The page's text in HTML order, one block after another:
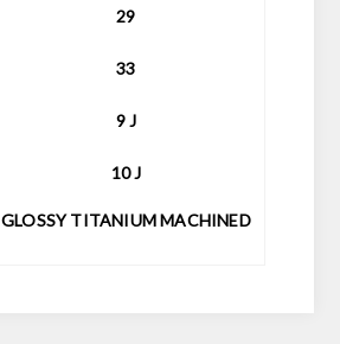
29
33
9J
10J
GLOSSY TITANIUM MACHINED